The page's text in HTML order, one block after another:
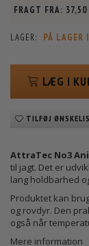
FRAGT FRA: 37,50
LAGER: PÅ LAGER
LÆG I
TILFØJ
AttraTec No3
til jagt. Det er
lang holdbarhed
Produktet kan
og rovdyr. Den
også når
Mere information